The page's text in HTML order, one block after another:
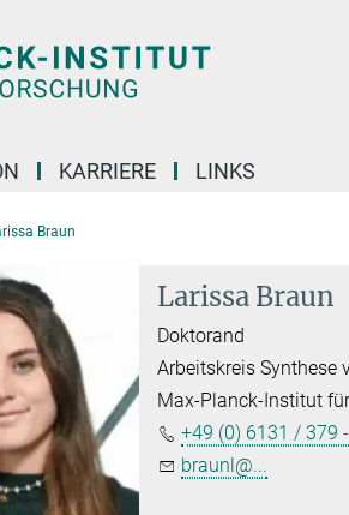
KARRIERE LINKS
Braun
Larissa Braun
Doktorand
Arbeitskreis Synthese
Max-Planck-Institut
+49 (0) 6131 / 379
braunl@...